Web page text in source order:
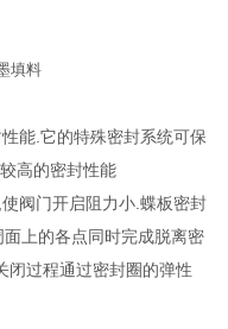
填料
能.它的特殊密封系统可保
高的密封性能
阀门开启阻力小.蝶板密封
上的各点同时完成脱离密
闭过程通过密封圈的弹性